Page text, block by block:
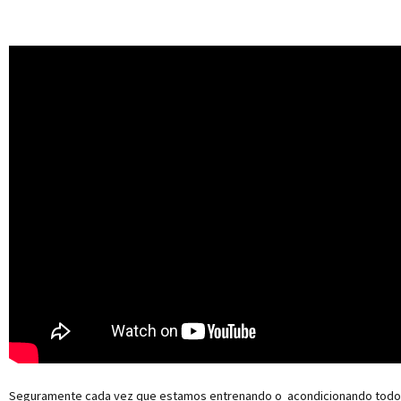
Seguramente cada vez que estamos entrenando o acondicionando